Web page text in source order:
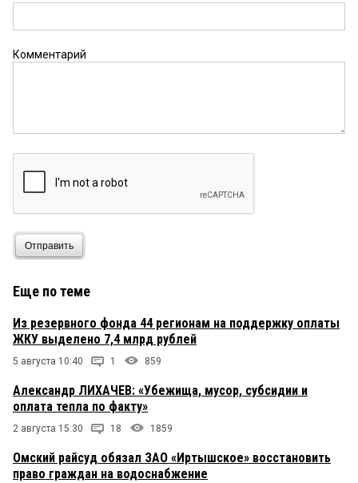
Комментарий
Отправить
Еще по теме
Из резервного фонда 44 регионам на поддержку оплаты
ЖКУ выделено 7,4 млрд рублей
5 августа 10:40 1 859
Александр ЛИХАЧЕВ: «Убежища, мусор, субсидии и
оплата тепла по факту»
2 августа 15:30 18 1859
Омский райсуд обязал ЗАО «Иртышское» восстановить
право граждан на водоснабжение